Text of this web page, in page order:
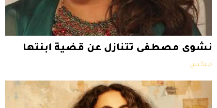
نشوى مصطفى تتنازل عن قضية ابنتها
ميكس